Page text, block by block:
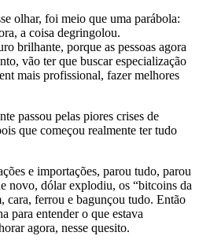
olhar, foi meio que uma parábola:
a coisa degringolou.
brilhante, porque as pessoas agora
vão ter que buscar especialização
mais profissional, fazer melhores
passou pelas piores crises de
que começou realmente ter tudo
e importações, parou tudo, parou
novo, dólar explodiu, os “bitcoins da
cara, ferrou e bagunçou tudo. Então
para entender o que estava
agora, nesse quesito.